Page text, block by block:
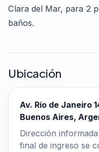
Clara del Mar, para 2
baños.
Ubicación
Av. Río de Janeiro
Buenos Aires,
Dirección
final de ingreso se